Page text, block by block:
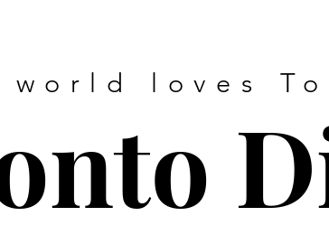
world loves